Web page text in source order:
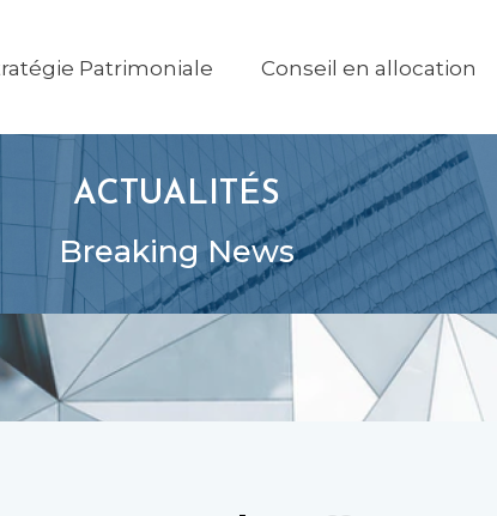
Patrimoniale Conseil en allocation
ACTUALITÉS
Breaking News